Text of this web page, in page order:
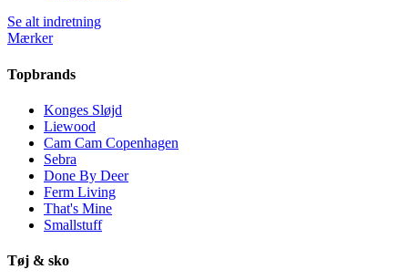
Se alt indretning
Mærker
Topbrands
Konges Sløjd
Liewood
Cam Cam Copenhagen
Sebra
Done By Deer
Ferm Living
That's Mine
Smallstuff
Tøj & sko